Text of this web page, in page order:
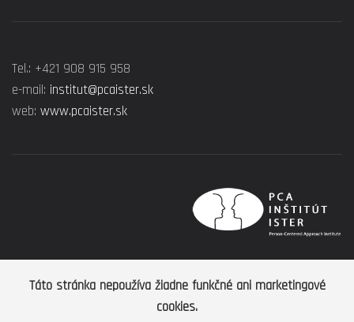
Tel.: +421 908 915 958
e-mail: institut@pcaister.sk
web: www.pcaister.sk
Táto stránka nepoužíva žiadne funkčné ani marketingové
cookies.